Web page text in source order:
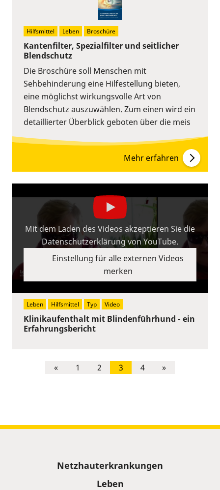
Kantenfilter, Spezialfilter und seitlicher
Blendschutz
Die Broschüre soll Menschen mit
Sehbehinderung eine Hilfestellung bieten,
eine möglichst wirkungsvolle Art von
Blendschutz auszuwählen. Zum einen wird ein
detaillierter Überblick geboten über die meis
Hilfsmittel Leben Broschüre
Mehr erfahren
Klinikaufenthalt mit Blindenführhund - ein
Erfahrungsbericht
Mit dem Laden des Videos akzeptieren Sie die
Datenschutzerklärung von YouTube.
Einstellung für alle externen Videos
merken
Leben Hilfsmittel Typ Video
« 1 2 3 4 »
Netzhauterkrankungen
Leben